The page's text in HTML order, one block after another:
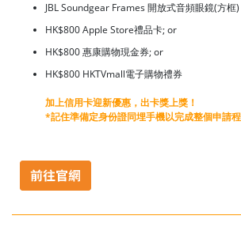
JBL Soundgear Frames 開放式音頻眼鏡(方
HK$800 Apple Store禮品卡; or
HK$800 惠康購物現金券; or
HK$800 HKTVmall電子購物禮券
加上信用卡迎新優惠，出卡獎上獎！
*記住準備定身份證同埋手機以完成整個申請